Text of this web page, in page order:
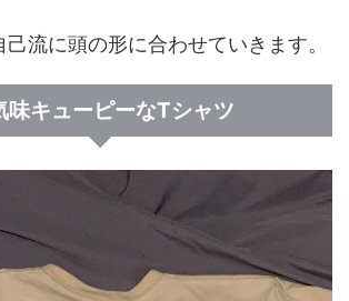
己流に頭の形に合わせていきます。
味キューピーなTシャツ